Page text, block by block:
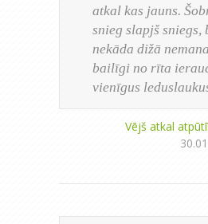
atkal kas jauns.
snieg slapjš sniegs,
nekāda dižā
bailīgi no rīta
vienīgus
Vējš atkal